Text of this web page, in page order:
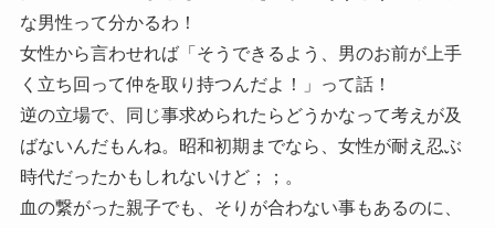
な男性って分かるわ！
女性から言わせれば「そうできるよう、男のお前が上手
く立ち回って仲を取り持つんだよ！」って話！
逆の立場で、同じ事求められたらどうかなって考えが及
ばないんだもんね。昭和初期までなら、女性が耐え忍ぶ
時代だったかもしれないけど；；。
血の繋がった親子でも、そりが合わない事もあるのに、